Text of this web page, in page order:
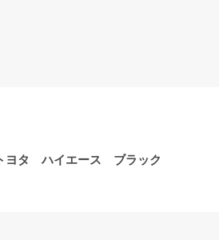
タ ハイエース ブラック